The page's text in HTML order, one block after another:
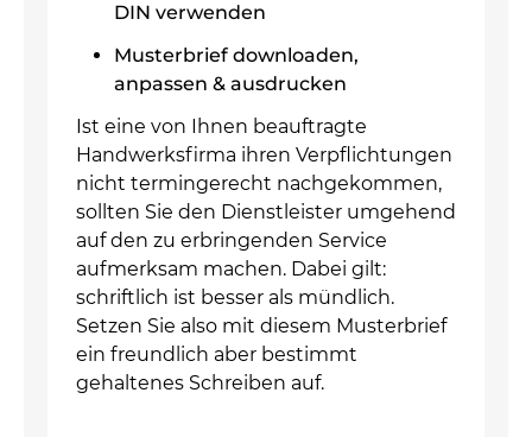
DIN verwenden
Musterbrief downloaden,
anpassen & ausdrucken
Ist eine von Ihnen beauftragte
Handwerksfirma ihren Verpflichtungen
nicht termingerecht nachgekommen,
sollten Sie den Dienstleister umgehend
auf den zu erbringenden Service
aufmerksam machen. Dabei gilt:
schriftlich ist besser als mündlich.
Setzen Sie also mit diesem Musterbrief
ein freundlich aber bestimmt
gehaltenes Schreiben auf.